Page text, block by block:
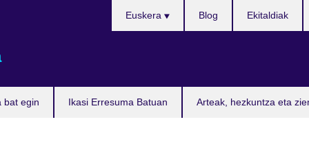
bat egin Ikasi Erresuma Batuan Arteak, hezkuntza eta
Euskera Blog Ekitaldiak